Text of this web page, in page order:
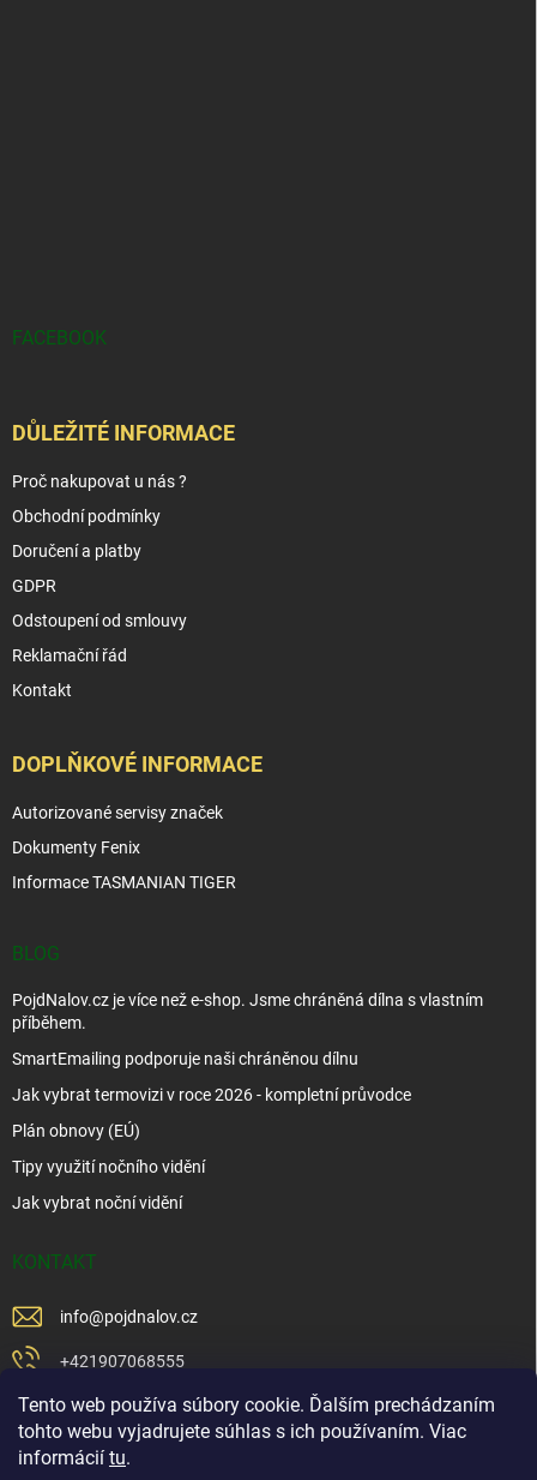
Tento web používa súbory cookie. Ďalším prechádzaním
tohto webu vyjadrujete súhlas s ich používaním. Viac
informácií tu.
FACEBOOK
DŮLEŽITÉ INFORMACE
Proč nakupovat u nás ?
Obchodní podmínky
Doručení a platby
GDPR
Odstoupení od smlouvy
Reklamační řád
Kontakt
DOPLŇKOVÉ INFORMACE
Autorizované servisy značek
Dokumenty Fenix
Informace TASMANIAN TIGER
BLOG
PojdNalov.cz je více než e-shop. Jsme chráněná dílna s vlastním
příběhem.
SmartEmailing podporuje naši chráněnou dílnu
Jak vybrat termovizi v roce 2026 - kompletní průvodce
Plán obnovy (EÚ)
Tipy využití nočního vidění
Jak vybrat noční vidění
KONTAKT
info@pojdnalov.cz
+421907068555
+421902479599
https://www.facebook.com/www.podnalov.sk